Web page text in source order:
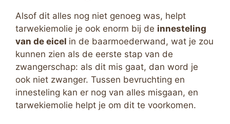
Alsof dit alles nog niet genoeg was, helpt
tarwekiemolie je ook enorm bij de innesteling
van de eicel in de baarmoederwand, wat je zou
kunnen zien als de eerste stap van de
zwangerschap: als dit mis gaat, dan word je
ook niet zwanger. Tussen bevruchting en
innesteling kan er nog van alles misgaan, en
tarwekiemolie helpt je om dit te voorkomen.